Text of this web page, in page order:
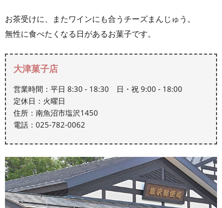
お茶受けに、またワインにも合うチーズまんじゅう。
無性に食べたくなる日があるお菓子です。
大津菓子店
営業時間：平日 8:30 - 18:30 日・祝 9:00 - 18:00
定休日：火曜日
住所：南魚沼市塩沢1450
電話：025-782-0062